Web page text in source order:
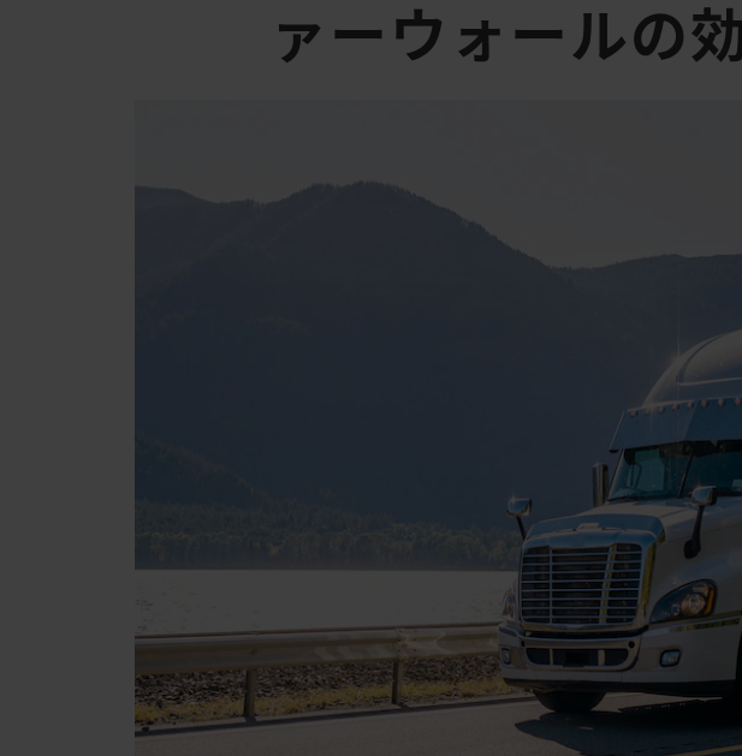
ァーウォールの